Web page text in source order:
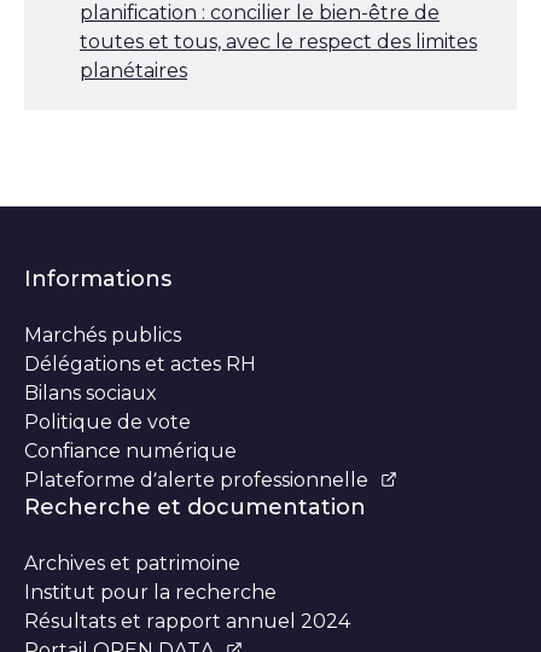
planification : concilier le bien-être de
toutes et tous, avec le respect des limites
planétaires
Informations
Marchés publics
Délégations et actes RH
Bilans sociaux
Politique de vote
Confiance numérique
Plateforme d’alerte professionnelle
Recherche et documentation
Archives et patrimoine
Institut pour la recherche
Résultats et rapport annuel 2024